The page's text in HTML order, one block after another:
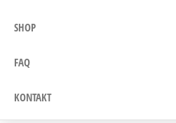
SHOP
FAQ
KONTAKT